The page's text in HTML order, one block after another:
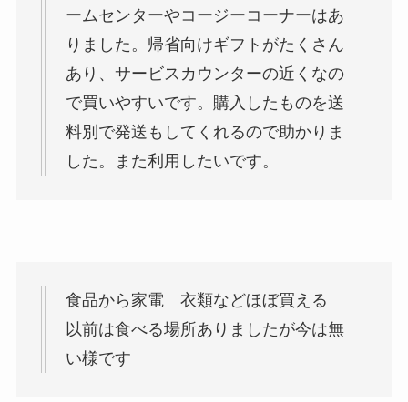
ームセンターやコージーコーナーはあ
りました。帰省向けギフトがたくさん
あり、サービスカウンターの近くなの
で買いやすいです。購入したものを送
料別で発送もしてくれるので助かりま
した。また利用したいです。
食品から家電 衣類などほぼ買える
以前は食べる場所ありましたが今は無
い様です